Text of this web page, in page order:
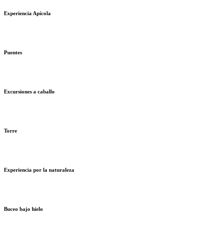
Experiencia Apícola
Puentes
Excursiones a caballo
Torre
Experiencia por la naturaleza
Buceo bajo hielo